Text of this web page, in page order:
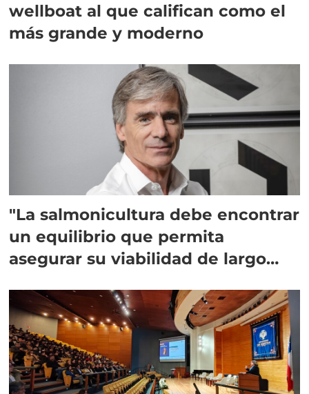
wellboat al que califican como el
más grande y moderno
"La salmonicultura debe encontrar
un equilibrio que permita
asegurar su viabilidad de largo